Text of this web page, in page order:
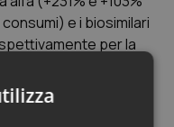
e i biosimilari
per la